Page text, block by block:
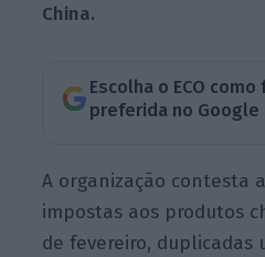
China.
Escolha o ECO
preferida no Google
A organização contesta
impostas aos produtos
de fevereiro, duplicadas